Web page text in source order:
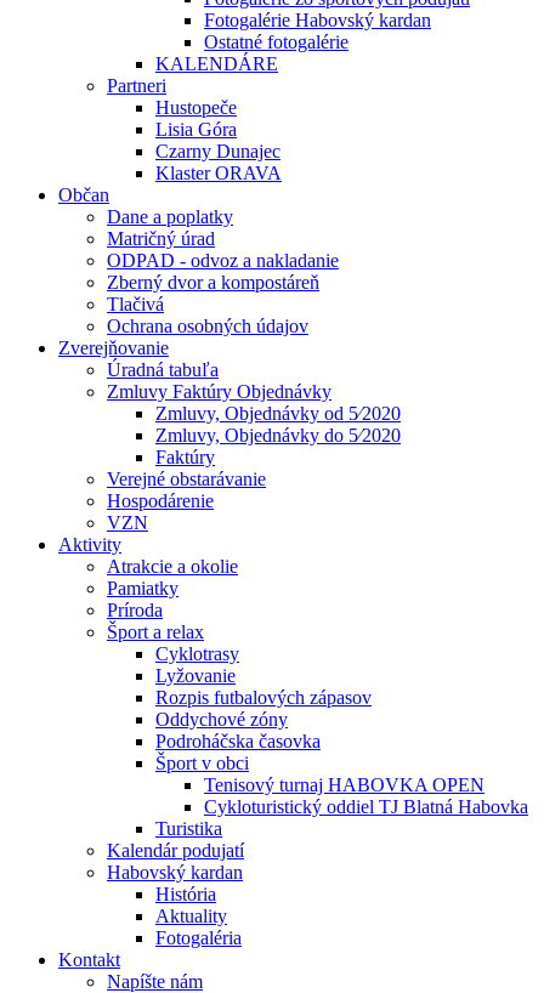
Fotogalérie Habovský kardan
Ostatné fotogalérie
KALENDÁRE
Partneri
Hustopeče
Lisia Góra
Czarny Dunajec
Klaster ORAVA
Občan
Dane a poplatky
Matričný úrad
ODPAD - odvoz a nakladanie
Zberný dvor a kompostáreň
Tlačivá
Ochrana osobných údajov
Zverejňovanie
Úradná tabuľa
Zmluvy Faktúry Objednávky
Zmluvy, Objednávky od 5⁄2020
Zmluvy, Objednávky do 5⁄2020
Faktúry
Verejné obstarávanie
Hospodárenie
VZN
Aktivity
Atrakcie a okolie
Pamiatky
Príroda
Šport a relax
Cyklotrasy
Lyžovanie
Rozpis futbalových zápasov
Oddychové zóny
Podroháčska časovka
Šport v obci
Tenisový turnaj HABOVKA OPEN
Cykloturistický oddiel TJ Blatná Habovka
Turistika
Kalendár podujatí
Habovský kardan
História
Aktuality
Fotogaléria
Kontakt
Napíšte nám